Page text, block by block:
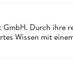
GmbH. Durch ihre
Wissen mit